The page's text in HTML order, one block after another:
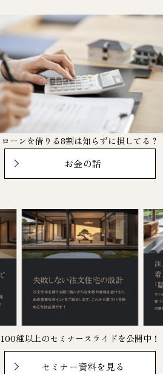
ローンを借りる8割は知らずに損してる？
お金の話
100種以上のセミナースライドを公開中！
セミナー資料を見る